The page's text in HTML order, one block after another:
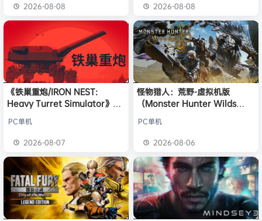
2026-08-08 2026-08-08
《铁巢重炮/IRON NEST:
Heavy Turret Simulator》免
PC单机
2026-08-07
怪物猎人：荒野-虚拟机版
（Monster Hunter Wilds
PC单机
2026-08-06